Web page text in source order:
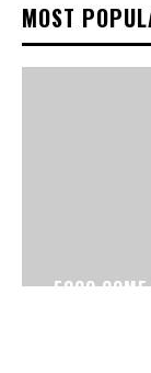
MOST
ECCO